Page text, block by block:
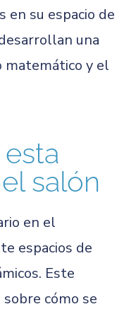
en su espacio de
una
matemático y el
esta
salón
en el
espacios de
Este
cómo se